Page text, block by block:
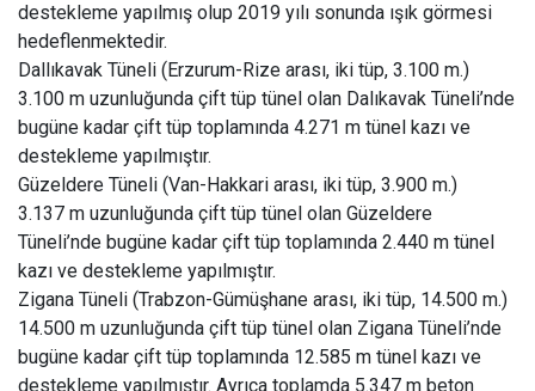
destekleme yapılmış olup 2019 yılı sonunda ışık görmesi
hedeflenmektedir.
Dallıkavak Tüneli (Erzurum-Rize arası, iki tüp, 3.100 m.)
3.100 m uzunluğunda çift tüp tünel olan Dalıkavak Tüneli’nde
bugüne kadar çift tüp toplamında 4.271 m tünel kazı ve
destekleme yapılmıştır.
Güzeldere Tüneli (Van-Hakkari arası, iki tüp, 3.900 m.)
3.137 m uzunluğunda çift tüp tünel olan Güzeldere
Tüneli’nde bugüne kadar çift tüp toplamında 2.440 m tünel
kazı ve destekleme yapılmıştır.
Zigana Tüneli (Trabzon-Gümüşhane arası, iki tüp, 14.500 m.)
14.500 m uzunluğunda çift tüp tünel olan Zigana Tüneli’nde
bugüne kadar çift tüp toplamında 12.585 m tünel kazı ve
destekleme yapılmıştır. Ayrıca toplamda 5.347 m beton